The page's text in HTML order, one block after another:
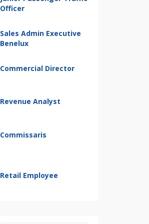
Officer
Sales Admin Executive
Benelux
Commercial Director
Revenue Analyst
Commissaris
Retail Employee